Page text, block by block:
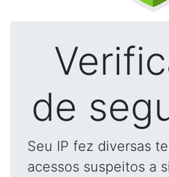
de
Seu IP fez diversas
acessos suspeitos a